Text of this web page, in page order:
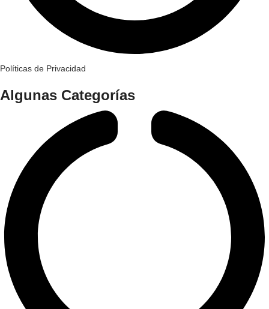
Políticas de Privacidad
Algunas Categorías